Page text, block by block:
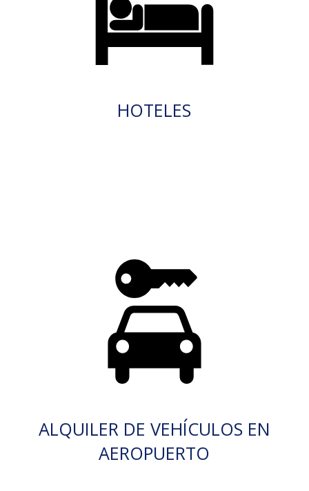
HOTELES
ALQUILER DE VEHÍCULOS EN
AEROPUERTO